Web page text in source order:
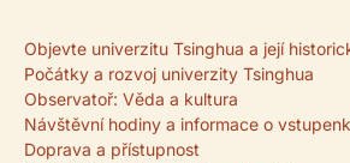
Objevte univerzitu Tsinghua a její
Počátky a rozvoj univerzity Tsinghua
Observatoř: Věda a kultura
Návštěvní hodiny a informace o
Doprava a přístupnost